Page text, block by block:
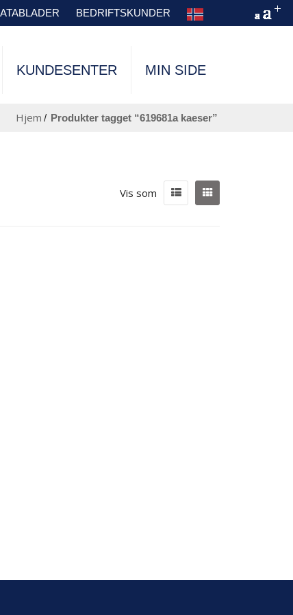
BEDRIFTSKUNDER
KUNDESENTER MIN SIDE
Hjem / produkter tagget “619681a kaeser”
Vis som